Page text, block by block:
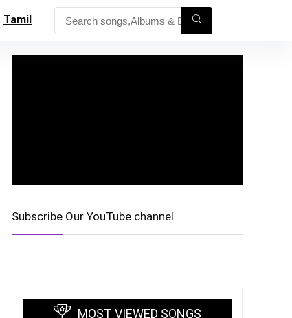
Tamil
Subscribe Our YouTube channel
MOST VIEWED SONGS